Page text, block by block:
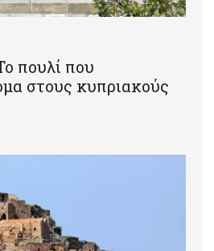
πουλί που
στους κυπριακούς